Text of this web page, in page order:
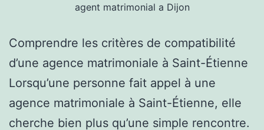
agent matrimonial a Dijon
Comprendre les critères de compatibilité
d’une agence matrimoniale à Saint-Étienne
Lorsqu’une personne fait appel à une
agence matrimoniale à Saint-Étienne, elle
cherche bien plus qu’une simple rencontre.